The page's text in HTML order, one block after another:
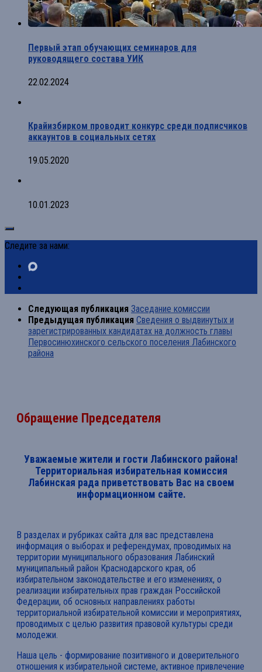
Первый этап обучающих семинаров для
руководящего состава УИК
22.02.2024
Крайизбирком проводит конкурс среди подписчиков
аккаунтов в социальных сетях
19.05.2020
10.01.2023
Следите за нами:
Следующая публикация Заседание комиссии
Предыдущая публикация Сведения о выдвинутых и
зарегистрированных кандидатах на должность главы
Первосинюхинского сельского поселения Лабинского
района
Обращение Председателя
Уважаемые жители и гости Лабинского района!
Территориальная избирательная комиссия
Лабинская рада приветствовать Вас на своем
информационном сайте.
В разделах и рубриках сайта для вас представлена
информация о выборах и референдумах, проводимых на
территории муниципального образования Лабинский
муниципальный район Краснодарского края, об
избирательном законодательстве и его изменениях, о
реализации избирательных прав граждан Российской
Федерации, об основных направлениях работы
территориальной избирательной комиссии и мероприятиях,
проводимых с целью развития правовой культуры среди
молодежи.
Наша цель - формирование позитивного и доверительного
отношения к избирательной системе, активное привлечение